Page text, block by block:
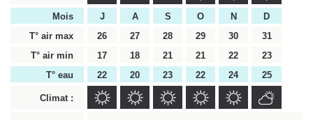
Mois J A S O N
D
T° air max
26 27 28 29 30
31
T° air min
17 18 21 21 22
23
T° eau
22 20 23 22 24 25
Climat :